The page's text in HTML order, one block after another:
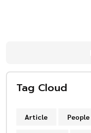
Tag Cloud
Article People